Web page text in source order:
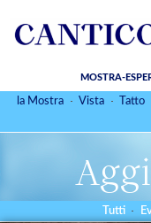
MOSTRA-
la Mostra Vista Tatto
Tutti